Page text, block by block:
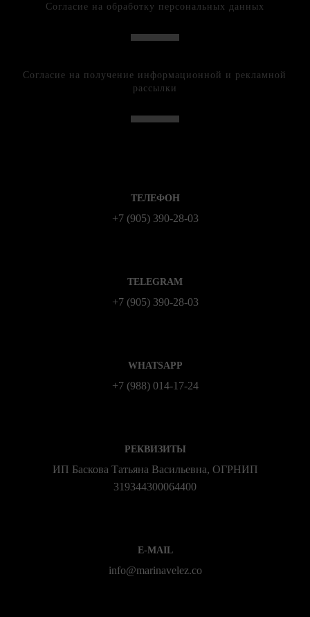
Согласие на обработку персональных данных
Согласие на получение информационной и рекламной
рассылки
ТЕЛЕФОН
+7 (905) 390-28-03
TELEGRAM
+7 (905) 390-28-03
WHATSAPP
+7 (988) 014‑17‑24
РЕКВИЗИТЫ
ИП Баскова Татьяна Васильевна, ОГРНИП
319344300064400
E-MAIL
info@marinavelez.co